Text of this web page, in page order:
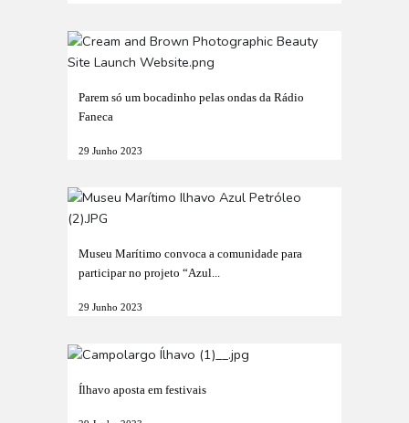
Parem só um bocadinho pelas ondas da Rádio
Faneca
29 Junho 2023
Museu Marítimo convoca a comunidade para
participar no projeto “Azul...
29 Junho 2023
Ílhavo aposta em festivais